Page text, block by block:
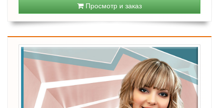
Просмотр и заказ